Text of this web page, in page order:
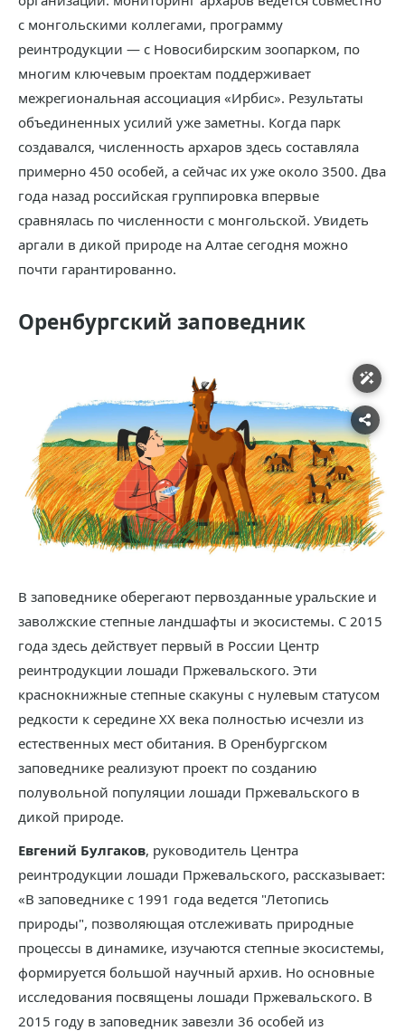
с монгольскими коллегами, программу
реинтродукции — с Новосибирским зоопарком, по
многим ключевым проектам поддерживает
межрегиональная ассоциация «Ирбис». Результаты
объединенных усилий уже заметны. Когда парк
создавался, численность архаров здесь составляла
примерно 450 особей, а сейчас их уже около 3500. Два
года назад российская группировка впервые
сравнялась по численности с монгольской. Увидеть
аргали в дикой природе на Алтае сегодня можно
почти гарантированно.
Оренбургский заповедник
В заповеднике оберегают первозданные уральские и
заволжские степные ландшафты и экосистемы. С 2015
года здесь действует первый в России Центр
реинтродукции лошади Пржевальского. Эти
краснокнижные степные скакуны с нулевым статусом
редкости к середине XX века полностью исчезли из
естественных мест обитания. В Оренбургском
заповеднике реализуют проект по созданию
полувольной популяции лошади Пржевальского в
дикой природе.
Евгений Булгаков, руководитель Центра
реинтродукции лошади Пржевальского, рассказывает:
«В заповеднике с 1991 года ведется "Летопись
природы", позволяющая отслеживать природные
процессы в динамике, изучаются степные экосистемы,
формируется большой научный архив. Но основные
исследования посвящены лошади Пржевальского. В
2015 году в заповедник завезли 36 особей из